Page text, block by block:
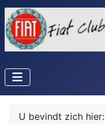
U bevindt zich hier: